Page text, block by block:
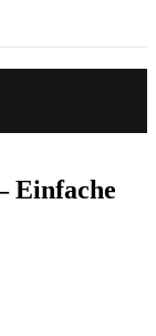
Einfache